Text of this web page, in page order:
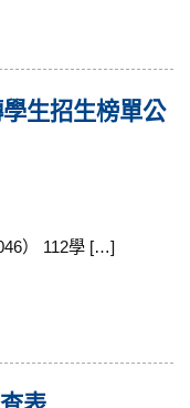
生招生榜單公
） 112學 […]